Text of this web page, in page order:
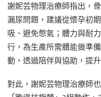
謝妮芸物理治療師指出，
漏尿問題，建議從懷孕初
吸、避免憋氣；體力與耐
行，為生產所需體能做準
動，透過陪伴與協助，提
對此，謝妮芸物理治療師